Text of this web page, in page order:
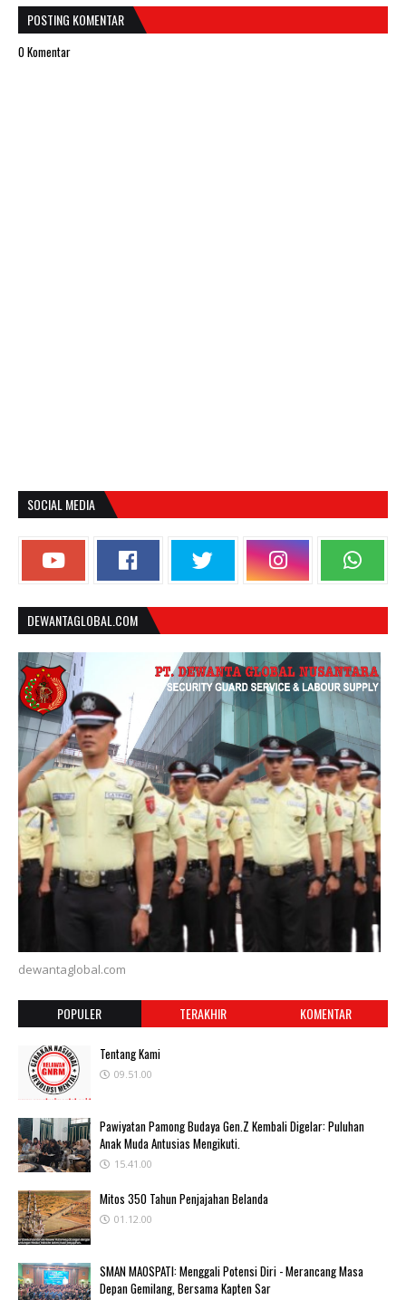
POSTING KOMENTAR
0 Komentar
SOCIAL MEDIA
DEWANTAGLOBAL.COM
dewantaglobal.com
POPULER TERAKHIR KOMENTAR
Tentang Kami
09.51.00
Pawiyatan Pamong Budaya Gen.Z Kembali Digelar: Puluhan
Anak Muda Antusias Mengikuti.
15.41.00
Mitos 350 Tahun Penjajahan Belanda
01.12.00
SMAN MAOSPATI: Menggali Potensi Diri - Merancang Masa
Depan Gemilang, Bersama Kapten Sar